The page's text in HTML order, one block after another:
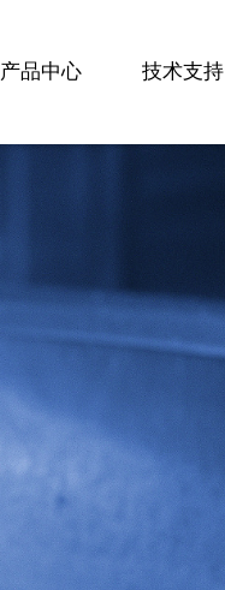
产品中心 技术支持